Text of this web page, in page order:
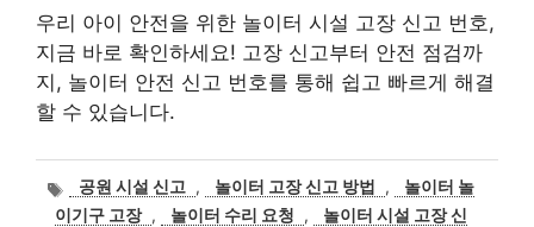
우리 아이 안전을 위한 놀이터 시설 고장 신고 번호,
지금 바로 확인하세요! 고장 신고부터 안전 점검까
지, 놀이터 안전 신고 번호를 통해 쉽고 빠르게 해결
할 수 있습니다.
태
그
공원 시설 신고 , 놀이터 고장 신고 방법 ,
놀이터 놀
이기구 고장 , 놀이터 수리 요청 ,
놀이터 시설 고장 신